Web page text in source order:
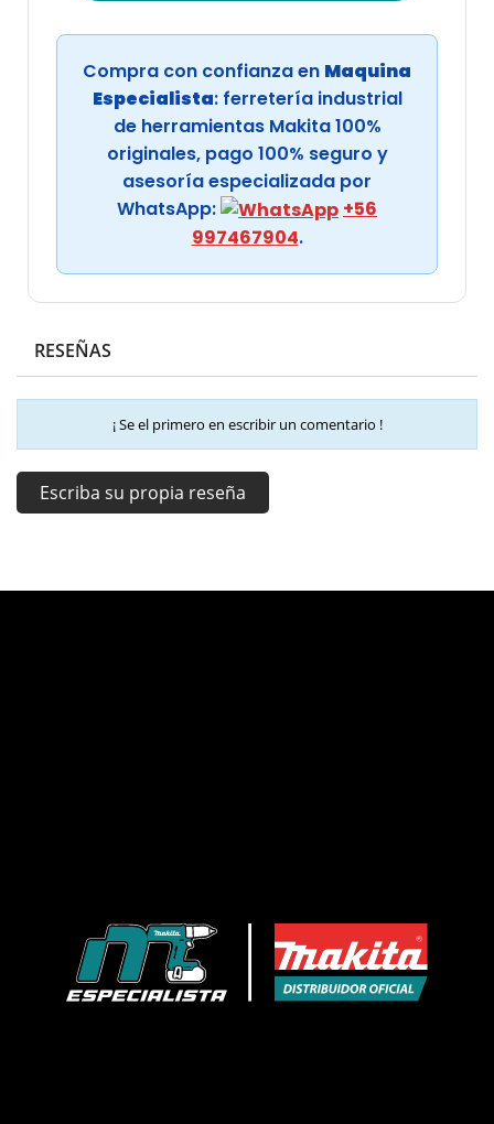
Compra con confianza en Maquina
Especialista: ferretería industrial
de herramientas Makita 100%
originales, pago 100% seguro y
asesoría especializada por
WhatsApp:
+56
997467904.
RESEÑAS
¡ Se el primero en escribir un comentario !
Escriba su propia reseña